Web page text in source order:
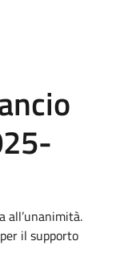
all’unanimità.
il supporto